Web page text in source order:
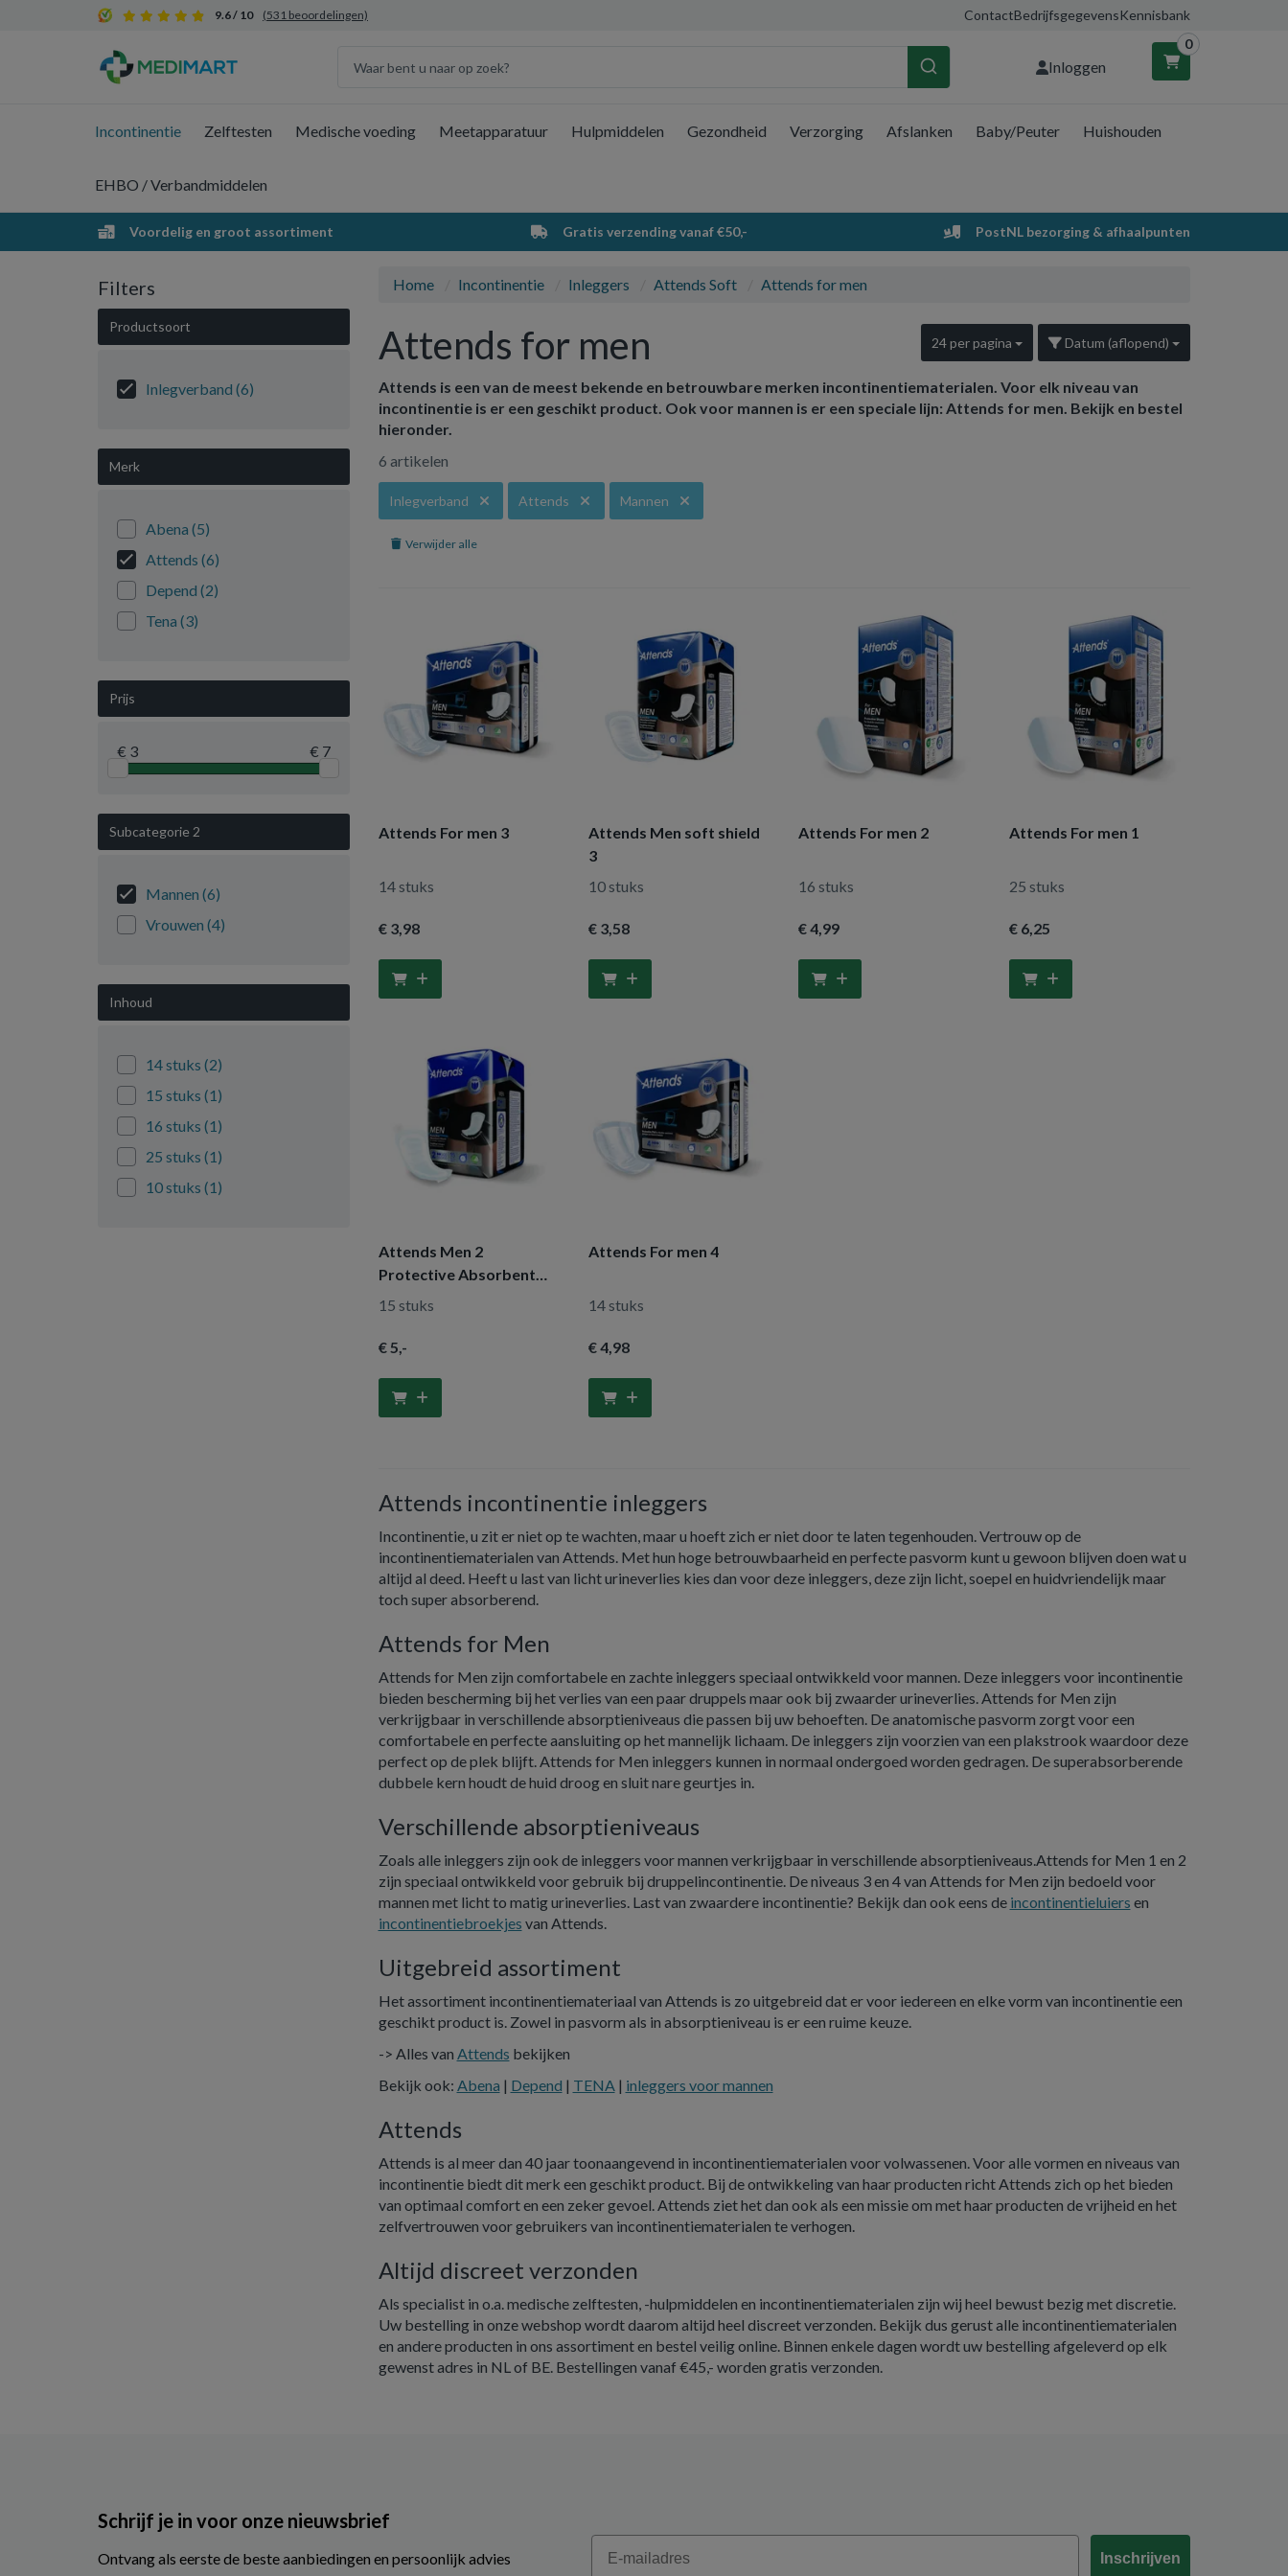
9.6 / 10 (531 beoordelingen) ContactBedrijfsgegevensKennisbank
Inloggen
0
Winkelwagen
Uw winkelwagen is leeg.
Vul hem met producten.
Incontinentie Zelftesten Medische voeding Meetapparatuur Hulpmiddelen Gezondheid Verzorging Afslanken Baby/Peuter Huishouden
EHBO / Verbandmiddelen
Voordelig en groot assortiment Gratis verzending vanaf €50,- PostNL bezorging & afhaalpunten
Filters
Productsoort
Inlegverband (6)
Merk
Abena (5)
Attends (6)
Depend (2)
Tena (3)
Prijs
€ 3 € 7
Subcategorie 2
Mannen (6)
Vrouwen (4)
Inhoud
14 stuks (2)
15 stuks (1)
16 stuks (1)
25 stuks (1)
10 stuks (1)
Home Incontinentie Inleggers Attends Soft Attends for men
Attends for men Datum (aflopend)
24 per pagina
Attends is een van de meest bekende en betrouwbare merken incontinentiematerialen. Voor elk niveau van
incontinentie is er een geschikt product. Ook voor mannen is er een speciale lijn: Attends for men. Bekijk en bestel
hieronder.
6 artikelen
Inlegverband Attends Mannen
Verwijder alle
Attends For men 3
14 stuks
€ 3,98
Attends Men soft shield
3
10 stuks
€ 3,58
Attends For men 2
16 stuks
€ 4,99
Attends For men 1
25 stuks
€ 6,25
Attends Men 2
Protective Absorbent
Shield
15 stuks
€ 5 ,-
Attends For men 4
14 stuks
€ 4,98
Attends incontinentie inleggers
Incontinentie, u zit er niet op te wachten, maar u hoeft zich er niet door te laten tegenhouden. Vertrouw op de
incontinentiematerialen van Attends. Met hun hoge betrouwbaarheid en perfecte pasvorm kunt u gewoon blijven doen wat u
altijd al deed. Heeft u last van licht urineverlies kies dan voor deze inleggers, deze zijn licht, soepel en huidvriendelijk maar
toch super absorberend.
Attends for Men
Attends for Men zijn comfortabele en zachte inleggers speciaal ontwikkeld voor mannen. Deze inleggers voor incontinentie
bieden bescherming bij het verlies van een paar druppels maar ook bij zwaarder urineverlies. Attends for Men zijn
verkrijgbaar in verschillende absorptieniveaus die passen bij uw behoeften. De anatomische pasvorm zorgt voor een
comfortabele en perfecte aansluiting op het mannelijk lichaam. De inleggers zijn voorzien van een plakstrook waardoor deze
perfect op de plek blijft. Attends for Men inleggers kunnen in normaal ondergoed worden gedragen. De superabsorberende
dubbele kern houdt de huid droog en sluit nare geurtjes in.
Verschillende absorptieniveaus
Zoals alle inleggers zijn ook de inleggers voor mannen verkrijgbaar in verschillende absorptieniveaus.Attends for Men 1 en 2
zijn speciaal ontwikkeld voor gebruik bij druppelincontinentie. De niveaus 3 en 4 van Attends for Men zijn bedoeld voor
mannen met licht to matig urineverlies. Last van zwaardere incontinentie? Bekijk dan ook eens de incontinentieluiers en
incontinentiebroekjes van Attends.
Uitgebreid assortiment
Het assortiment incontinentiemateriaal van Attends is zo uitgebreid dat er voor iedereen en elke vorm van incontinentie een
geschikt product is. Zowel in pasvorm als in absorptieniveau is er een ruime keuze.
-> Alles van Attends bekijken
Bekijk ook: Abena | Depend | TENA | inleggers voor mannen
Attends
Attends is al meer dan 40 jaar toonaangevend in incontinentiematerialen voor volwassenen. Voor alle vormen en niveaus van
incontinentie biedt dit merk een geschikt product. Bij de ontwikkeling van haar producten richt Attends zich op het bieden
van optimaal comfort en een zeker gevoel. Attends ziet het dan ook als een missie om met haar producten de vrijheid en het
zelfvertrouwen voor gebruikers van incontinentiematerialen te verhogen.
Altijd discreet verzonden
Als specialist in o.a. medische zelftesten, -hulpmiddelen en incontinentiematerialen zijn wij heel bewust bezig met discretie.
Uw bestelling in onze webshop wordt daarom altijd heel discreet verzonden. Bekijk dus gerust alle incontinentiematerialen
en andere producten in ons assortiment en bestel veilig online. Binnen enkele dagen wordt uw bestelling afgeleverd op elk
gewenst adres in NL of BE. Bestellingen vanaf €45,- worden gratis verzonden.
Schrijf je in voor onze nieuwsbrief
Ontvang als eerste de beste aanbiedingen en persoonlijk advies
Email
Inschrijven